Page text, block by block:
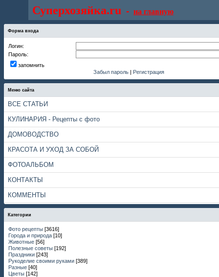
Суперхозяйка.ru - на главную
Форма входа
Логин:
Пароль:
запомнить
Забыл пароль | Регистрация
Меню сайта
ВСЕ СТАТЬИ
КУЛИНАРИЯ - Рецепты с фото
ДОМОВОДСТВО
КРАСОТА И УХОД ЗА СОБОЙ
ФОТОАЛЬБОМ
КОНТАКТЫ
КОММЕНТЫ
Категории
Фото рецепты [3616]
Города и природа [10]
Животные [56]
Полезные советы [192]
Праздники [243]
Рукоделие своими руками [389]
Разные [40]
Цветы [142]